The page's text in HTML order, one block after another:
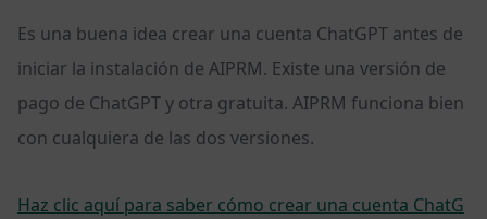
Es una buena idea crear una cuenta ChatGPT antes de
iniciar la instalación de AIPRM. Existe una versión de
pago de ChatGPT y otra gratuita. AIPRM funciona bien
con cualquiera de las dos versiones.
Haz clic aquí para saber cómo crear una cuenta ChatG